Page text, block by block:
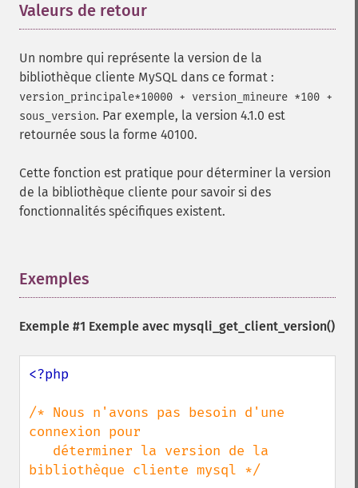
Valeurs de retour
Un nombre qui représente la version de la
bibliothèque cliente MySQL dans ce format :
version_principale*10000 + version_mineure *100 +
sous_version. Par exemple, la version 4.1.0 est
retournée sous la forme 40100.
Cette fonction est pratique pour déterminer la version
de la bibliothèque cliente pour savoir si des
fonctionnalités spécifiques existent.
Exemples
Exemple #1 Exemple avec mysqli_get_client_version()
<?php
/* Nous n'avons pas besoin d'une
connexion pour
bibliothèque cliente mysql */